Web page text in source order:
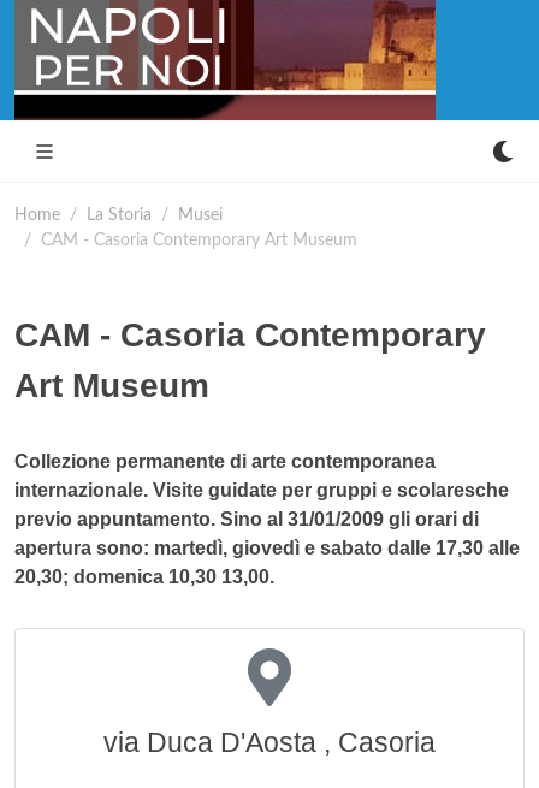
Home La Storia
Musei
CAM - Casoria Contemporary Art Museum
CAM - Casoria Contemporary
Art Museum
Collezione permanente di arte contemporanea
internazionale. Visite guidate per gruppi e scolaresche
previo appuntamento. Sino al 31/01/2009 gli orari di
apertura sono: martedì, giovedì e sabato dalle 17,30 alle
20,30; domenica 10,30 13,00.
via Duca D'Aosta , Casoria